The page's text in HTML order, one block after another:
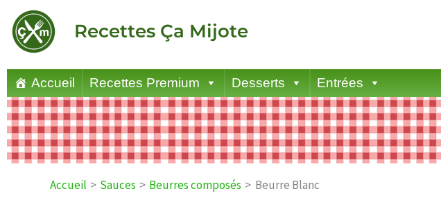
contenu
Recettes Ça Mijote
Accueil Recettes Premium Desserts Entrées
Accueil Sauces Beurres composés Beurre Blanc